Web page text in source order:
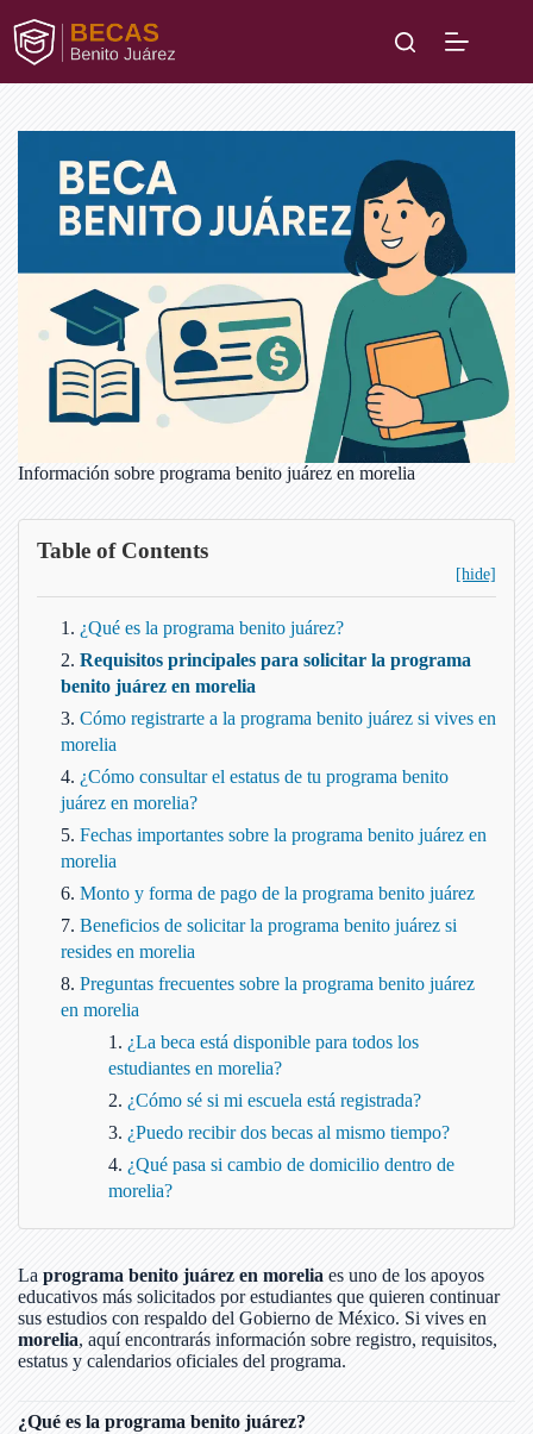
contenido
Información sobre programa benito juárez en morelia
Table of Contents
[hide]
¿Qué es la programa benito juárez?
Requisitos principales para solicitar la programa
benito juárez en morelia
Cómo registrarte a la programa benito juárez si vives en
morelia
¿Cómo consultar el estatus de tu programa benito
juárez en morelia?
Fechas importantes sobre la programa benito juárez en
morelia
Monto y forma de pago de la programa benito juárez
Beneficios de solicitar la programa benito juárez si
resides en morelia
Preguntas frecuentes sobre la programa benito juárez
en morelia
¿La beca está disponible para todos los
estudiantes en morelia?
¿Cómo sé si mi escuela está registrada?
¿Puedo recibir dos becas al mismo tiempo?
¿Qué pasa si cambio de domicilio dentro de
morelia?
La programa benito juárez en morelia es uno de los apoyos
educativos más solicitados por estudiantes que quieren continuar
sus estudios con respaldo del Gobierno de México. Si vives en
morelia, aquí encontrarás información sobre registro, requisitos,
estatus y calendarios oficiales del programa.
¿Qué es la programa benito juárez?